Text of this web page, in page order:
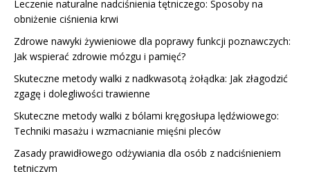
Leczenie naturalne nadciśnienia tętniczego: Sposoby na
obniżenie ciśnienia krwi
Zdrowe nawyki żywieniowe dla poprawy funkcji poznawczych:
Jak wspierać zdrowie mózgu i pamięć?
Skuteczne metody walki z nadkwasotą żołądka: Jak złagodzić
zgagę i dolegliwości trawienne
Skuteczne metody walki z bólami kręgosłupa lędźwiowego:
Techniki masażu i wzmacnianie mięśni pleców
Zasady prawidłowego odżywiania dla osób z nadciśnieniem
tętniczym